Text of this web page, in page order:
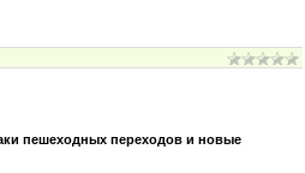
пешеходных переходов и новые